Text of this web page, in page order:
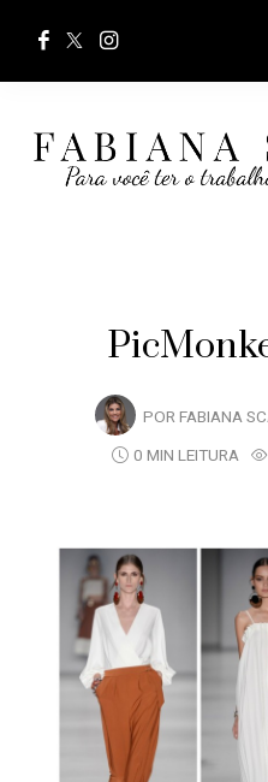
POR FABIANA
0 MIN LEITURA